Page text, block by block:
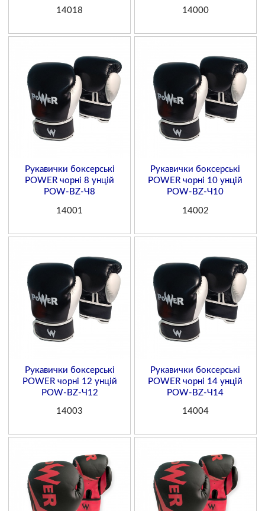
14018 14000
Рукавички боксерські
POWER чорні 8 унцій
POW-BZ-Ч8
14001
Рукавички боксерські
POWER чорні 10 унцій
POW-BZ-Ч10
14002
Рукавички боксерські
POWER чорні 12 унцій
POW-BZ-Ч12
14003
Рукавички боксерські
POWER чорні 14 унцій
POW-BZ-Ч14
14004